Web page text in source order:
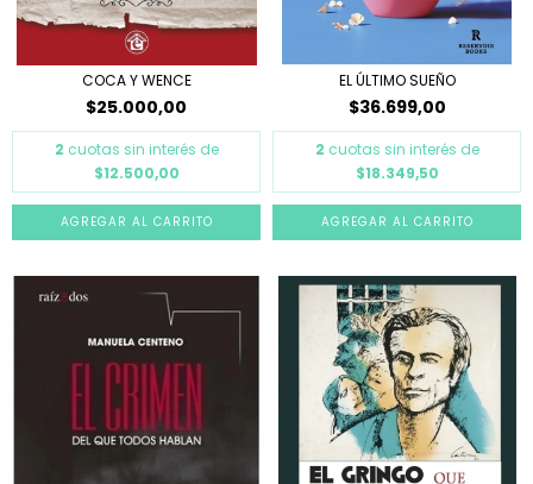
COCA Y WENCE
$25.000,00
2 cuotas sin interés de
$12.500,00
EL ÚLTIMO SUEÑO
$36.699,00
2 cuotas sin interés de
$18.349,50